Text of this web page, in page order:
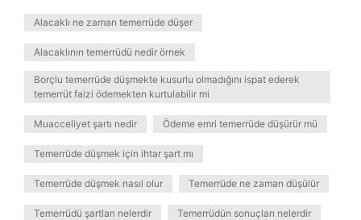
Alacaklı ne zaman temerrüde düşer
Alacaklının temerrüdü nedir örnek
Borçlu temerrüde düşmekte kusurlu olmadığını ispat ederek
temerrüt faizi ödemekten kurtulabilir mi
Muacceliyet şartı nedir Ödeme emri temerrüde düşürür mü
Temerrüde düşmek için ihtar şart mı
Temerrüde düşmek nasıl olur Temerrüde ne zaman düşülür
Temerrüdü şartları nelerdir Temerrüdün sonuçları nelerdir